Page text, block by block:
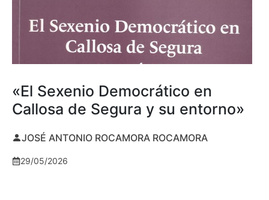
«El Sexenio Democrático en
Callosa de Segura y su entorno»
JOSÉ ANTONIO ROCAMORA ROCAMORA
29/05/2026